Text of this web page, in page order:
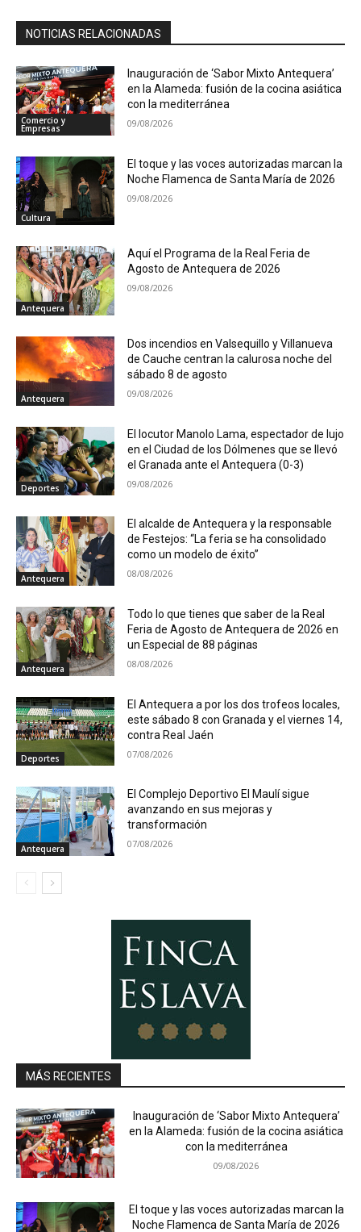
NOTICIAS RELACIONADAS
Comercio y
Empresas
Inauguración de ‘Sabor Mixto Antequera’
en la Alameda: fusión de la cocina asiática
con la mediterránea
09/08/2026
Cultura
El toque y las voces autorizadas marcan la
Noche Flamenca de Santa María de 2026
09/08/2026
Antequera
Aquí el Programa de la Real Feria de
Agosto de Antequera de 2026
09/08/2026
Antequera
Dos incendios en Valsequillo y Villanueva
de Cauche centran la calurosa noche del
sábado 8 de agosto
09/08/2026
Deportes
El locutor Manolo Lama, espectador de lujo
en el Ciudad de los Dólmenes que se llevó
el Granada ante el Antequera (0-3)
09/08/2026
Antequera
El alcalde de Antequera y la responsable
de Festejos: “La feria se ha consolidado
como un modelo de éxito”
08/08/2026
Antequera
Todo lo que tienes que saber de la Real
Feria de Agosto de Antequera de 2026 en
un Especial de 88 páginas
08/08/2026
Deportes
El Antequera a por los dos trofeos locales,
este sábado 8 con Granada y el viernes 14,
contra Real Jaén
07/08/2026
Antequera
El Complejo Deportivo El Maulí sigue
avanzando en sus mejoras y
transformación
07/08/2026
MÁS RECIENTES
Inauguración de ‘Sabor Mixto Antequera’
en la Alameda: fusión de la cocina asiática
con la mediterránea
09/08/2026
El toque y las voces autorizadas marcan la
Noche Flamenca de Santa María de 2026